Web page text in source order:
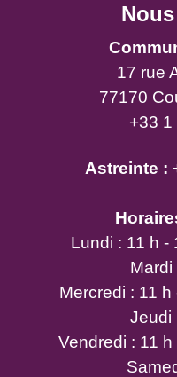
17 rue
77170
+33 1
Astreinte :
Lundi : 11 h -
Mardi
Mercredi : 11
Jeudi
Vendredi : 11